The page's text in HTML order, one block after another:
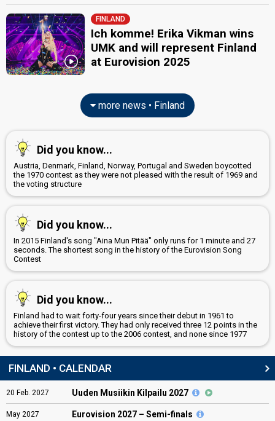
FINLAND
Ich komme! Erika Vikman wins
UMK and will represent Finland
at Eurovision 2025
more news • Finland
Did you know...
Austria, Denmark, Finland, Norway, Portugal and Sweden boycotted
the 1970 contest as they were not pleased with the result of 1969 and
the voting structure
Did you know...
In 2015 Finland's song "Aina Mun Pitää" only runs for 1 minute and 27
seconds. The shortest song in the history of the Eurovision Song
Contest
Did you know...
Finland had to wait forty-four years since their debut in 1961 to
achieve their first victory. They had only received three 12 points in the
history of the contest up to the 2006 contest, and none since 1977
FINLAND • CALENDAR
20 Feb. 2027 Uuden Musiikin Kilpailu 2027
May 2027 Eurovision 2027 – Semi-finals